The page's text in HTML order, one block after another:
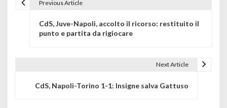
Previous Article
CdS, Juve-Napoli, accolto il ricorso: restituito il
punto e partita da rigiocare
Next Article
CdS, Napoli-Torino 1-1: Insigne salva Gattuso